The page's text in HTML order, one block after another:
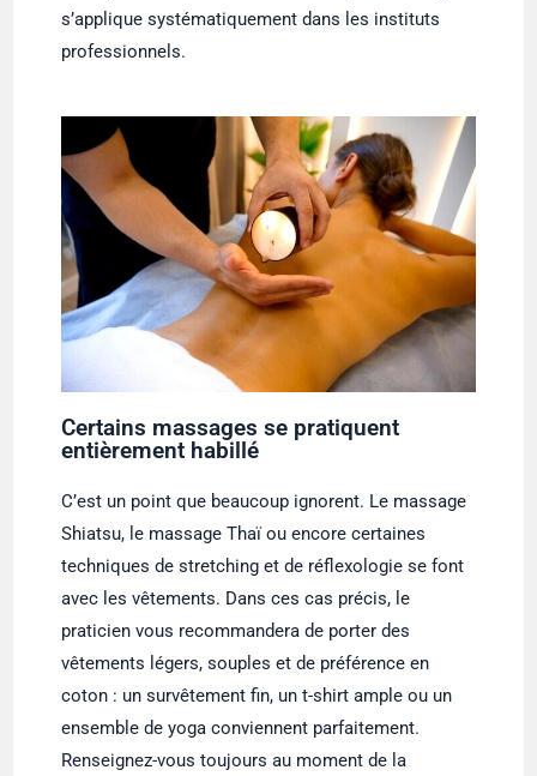
s’applique systématiquement dans les instituts
professionnels.
Certains massages se pratiquent
entièrement habillé
C’est un point que beaucoup ignorent. Le massage
Shiatsu, le massage Thaï ou encore certaines
techniques de stretching et de réflexologie se font
avec les vêtements. Dans ces cas précis, le
praticien vous recommandera de porter des
vêtements légers, souples et de préférence en
coton : un survêtement fin, un t-shirt ample ou un
ensemble de yoga conviennent parfaitement.
Renseignez-vous toujours au moment de la